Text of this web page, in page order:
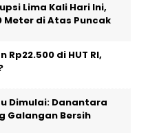
Lima Kali Hari Ini,
Meter di Atas Puncak
di HUT RI,
Dimulai: Danantara
Galangan Bersih